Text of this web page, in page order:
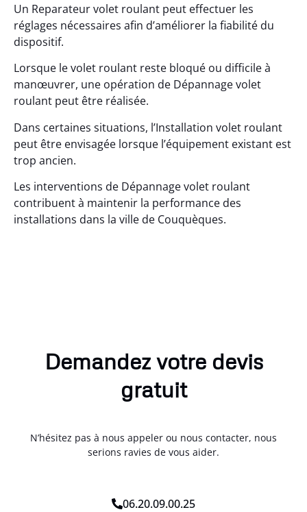
Un Reparateur volet roulant peut effectuer les
réglages nécessaires afin d’améliorer la fiabilité du
dispositif.
Lorsque le volet roulant reste bloqué ou difficile à
manœuvrer, une opération de Dépannage volet
roulant peut être réalisée.
Dans certaines situations, l’Installation volet roulant
peut être envisagée lorsque l’équipement existant est
trop ancien.
Les interventions de Dépannage volet roulant
contribuent à maintenir la performance des
installations dans la ville de Couquèques.
Demandez votre devis
gratuit
N’hésitez pas à nous appeler ou nous contacter, nous
serions ravies de vous aider.
06.20.09.00.25